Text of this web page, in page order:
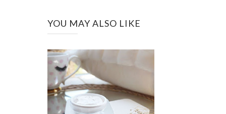
YOU MAY ALSO LIKE